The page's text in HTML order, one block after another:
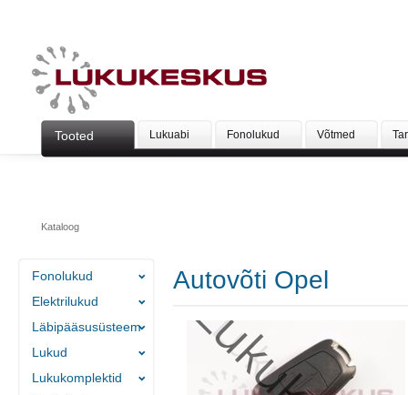
Tooted Lukuabi Fonolukud Võtmed
Kataloog
Autovõti Opel
Fonolukud
Elektrilukud
Läbipääsusüsteem
Lukud
Lukukomplektid